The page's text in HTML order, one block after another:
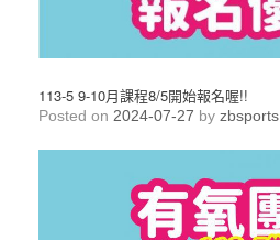
113-5 9-10月課程8/5開始報名喔!!
Posted on 2024-07-27 by zbsports